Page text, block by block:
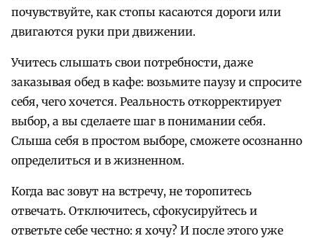
почувствуйте, как стопы касаются дороги или
двигаются руки при движении.
Учитесь слышать свои потребности, даже
заказывая обед в кафе: возьмите паузу и спросите
себя, чего хочется. Реальность откорректирует
выбор, а вы сделаете шаг в понимании себя.
Слыша себя в простом выборе, сможете осознанно
определиться и в жизненном.
Когда вас зовут на встречу, не торопитесь
отвечать. Отключитесь, сфокусируйтесь и
ответьте себе честно: я хочу? И после этого уже